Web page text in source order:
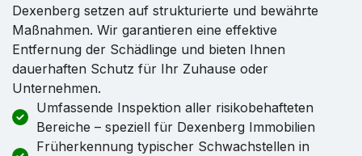
Dexenberg setzen auf strukturierte und bewährte
Maßnahmen. Wir garantieren eine effektive
Entfernung der Schädlinge und bieten Ihnen
dauerhaften Schutz für Ihr Zuhause oder
Unternehmen.
Umfassende Inspektion aller risikobehafteten
Bereiche – speziell für Dexenberg Immobilien
Früherkennung typischer Schwachstellen in